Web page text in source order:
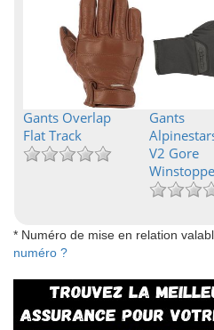
Gants Overlap
Flat Track
Gants
V2 Gore
* Numéro de mise en relation
numéro ?